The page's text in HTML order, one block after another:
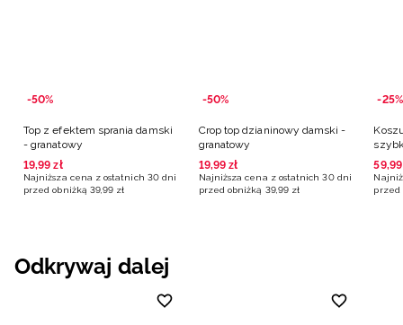
-50%
Top z efektem sprania damski
- granatowy
19,99 zł
Najniższa cena z ostatnich 30 dni
przed obniżką 39,99 zł
-50%
Crop top dzianinowy damski -
granatowy
19,99 zł
Najniższa cena z ostatnich 30 dni
przed obniżką 39,99 zł
-25%
59,99
przed
Odkrywaj dalej